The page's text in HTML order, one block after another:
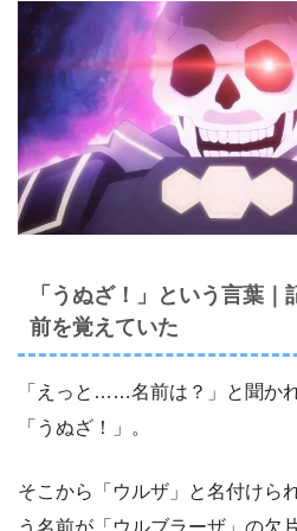
「うぬざ！」という言葉
前を覚えていた
「えっと……名前は？」と聞か
「うぬざ！」。
そこから「ウルザ」と名付けら